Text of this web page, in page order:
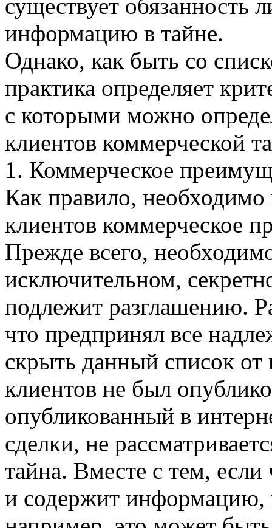
существует обязанность
информацию в тайне.
Однако, как быть со
практика определяет
с которыми можно
клиентов коммерческой
1. Коммерческое
Как правило, необходимо
клиентов коммерческое
Прежде всего,
исключительном,
подлежит разглашению.
что предпринял все
скрыть данный список от
клиентов не был
опубликованный в
сделки, не
тайна. Вместе с тем, если
и содержит